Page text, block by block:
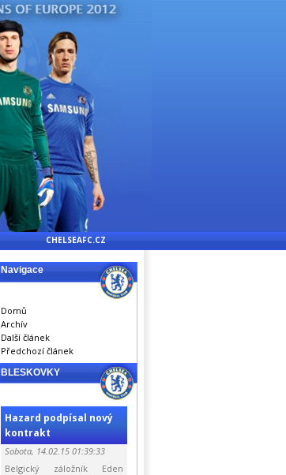
CHELSEAFC.CZ
Navigace
Domů
Archív
Další článek
Předchozí článek
BLESKOVKY
Hazard podpísal nový
kontrakt
Sobota, 14.02.15 01:39:33
Belgický záložník Eden